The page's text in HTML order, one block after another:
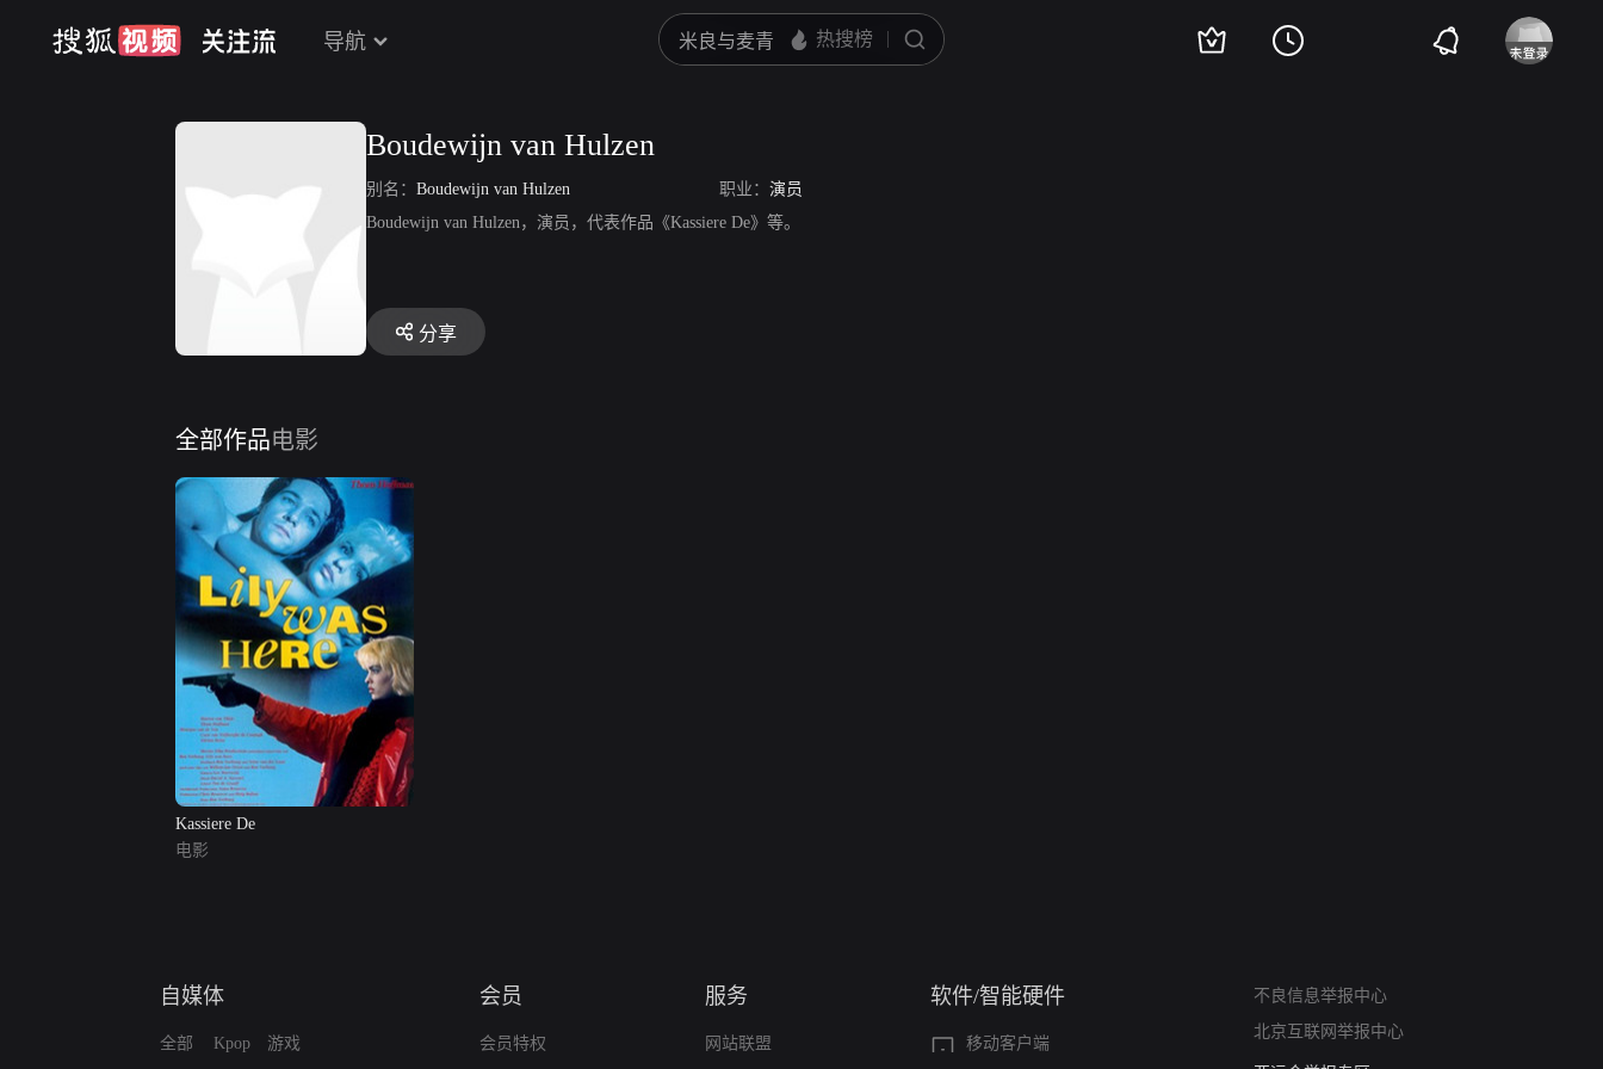
导航
Boudewijn van Hulzen
别名： Boudewijn van Hulzen 职业： 演员
Boudewijn van Hulzen，演员，代表作品《Kassiere De》等。
分享
全部作品电影
Kassiere De
电影
自媒体
全部 Kpop 游戏
会员
会员特权
服务
网站联盟
软件/智能硬件
移动客户端
不良信息举报中心
北京互联网举报中心
算法推荐专项举报